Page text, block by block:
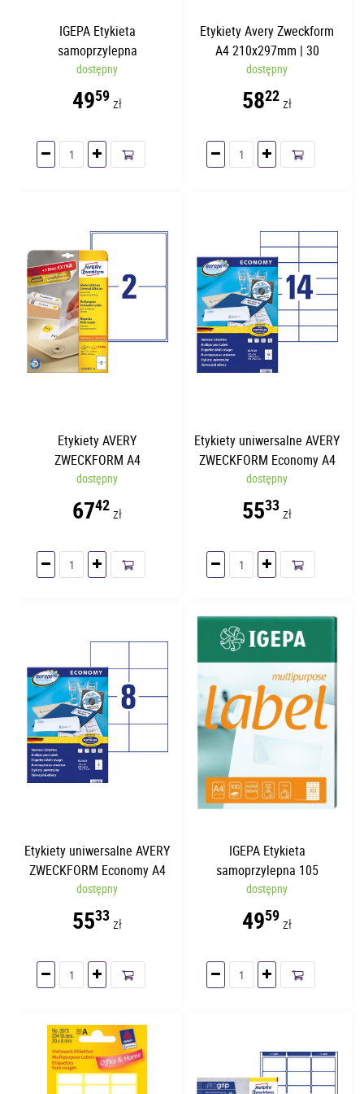
IGEPA Etykieta
samoprzylepna
48.5x25.4mm | 100 arkuszy
| 40 etykiet/str.
dostępny
4959zł
Etykiety Avery Zweckform
A4 210x297mm | 30
arkuszy | 1 etykieta
dostępny
5822zł
Etykiety AVERY
ZWECKFORM A4
199.6x143.5mm | 25
arkuszy | 2 etykiety
dostępny
6742zł
Etykiety uniwersalne AVERY
ZWECKFORM Economy A4
105 x 42.3mm | 100
arkuszy
dostępny
5533zł
Etykiety uniwersalne AVERY
ZWECKFORM Economy A4
105x74mm | 100 arkuszy
dostępny
5533zł
IGEPA Etykieta
samoprzylepna 105
x148mm | 100 arkuszy | 4
etykiety/str.
dostępny
4959zł